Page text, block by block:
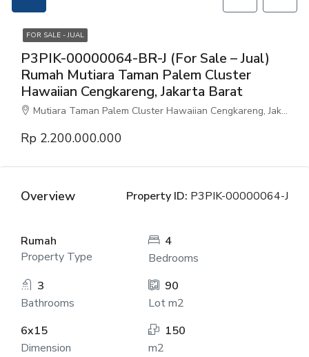
FOR SALE - JUAL
P3PIK-00000064-BR-J (For Sale – Jual)
Rumah Mutiara Taman Palem Cluster
Hawaiian Cengkareng, Jakarta Barat
Mutiara Taman Palem Cluster Hawaiian Cengkareng, Jakarta Barat
Rp 2.200.000.000
Overview Property ID: P3PIK-00000064-J
Rumah
Property Type
4
Bedrooms
3
Bathrooms
90
Lot m2
6x15
Dimension
150
m2